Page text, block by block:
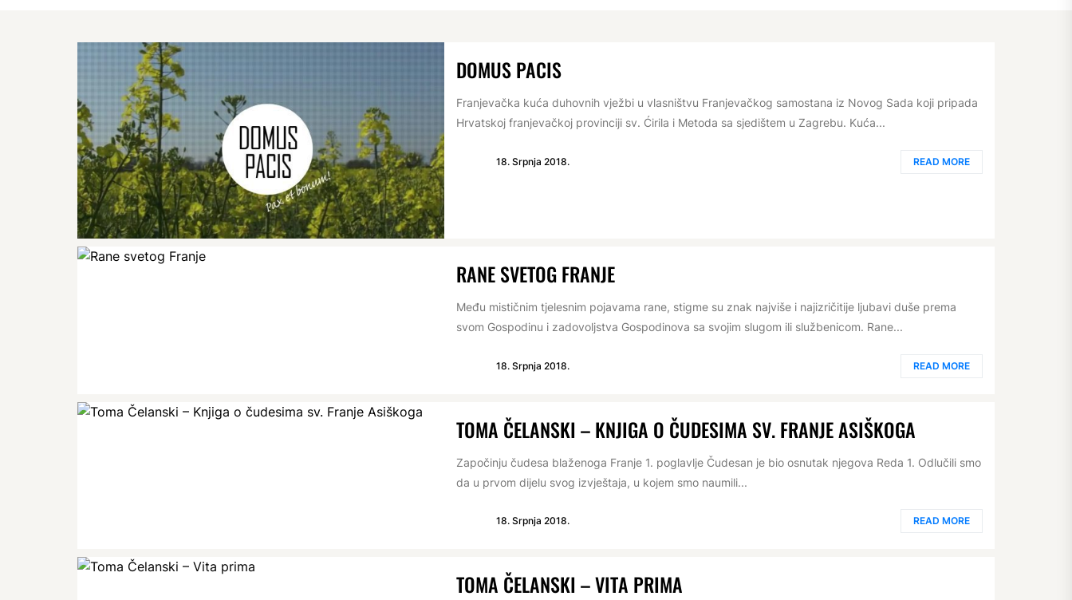
DOMUS PACIS
Franjevačka kuća duhovnih vježbi u vlasništvu Franjevačkog samostana iz Novog Sada koji pripada
Hrvatskoj franjevačkoj provinciji sv. Ćirila i Metoda sa sjedištem u Zagrebu. Kuća...
18. Srpnja 2018. READ MORE
RANE SVETOG FRANJE
Među mističnim tjelesnim pojavama rane, stigme su znak najviše i najizričitije ljubavi duše prema
svom Gospodinu i zadovoljstva Gospodinova sa svojim slugom ili službenicom. Rane...
18. Srpnja 2018. READ MORE
TOMA ČELANSKI – KNJIGA O ČUDESIMA SV. FRANJE ASIŠKOGA
Započinju čudesa blaženoga Franje 1. poglavlje Čudesan je bio osnutak njegova Reda 1. Odlučili smo
da u prvom dijelu svog izvještaja, u kojem smo naumili...
18. Srpnja 2018. READ MORE
TOMA ČELANSKI – VITA PRIMA